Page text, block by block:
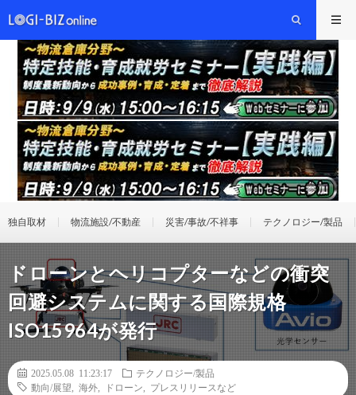
独自取材 物流施設/不動産 災害/事故/不祥事 テクノロジー/製品
ドローンとヘリコプターなどの衝突
回避システムに関する国際規格
ISO15964が発行
2025.05.08 11:23:17
テクノロジー/製品
動向/展望
海外 ドローン プレスリリースなど